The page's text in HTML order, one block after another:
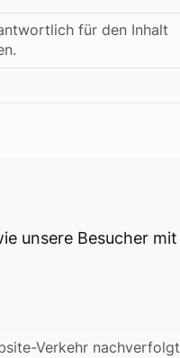
für den Inhalt
unsere Besucher mit
Verkehr nachverfolgt